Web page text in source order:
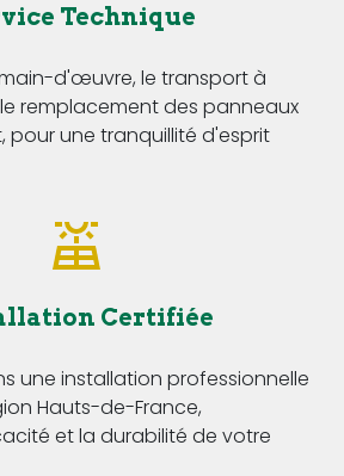
Technique
d'œuvre, le transport à
remplacement des panneaux
pour une tranquillité d'esprit
Certifiée
une installation professionnelle
Hauts-de-France,
et la durabilité de votre